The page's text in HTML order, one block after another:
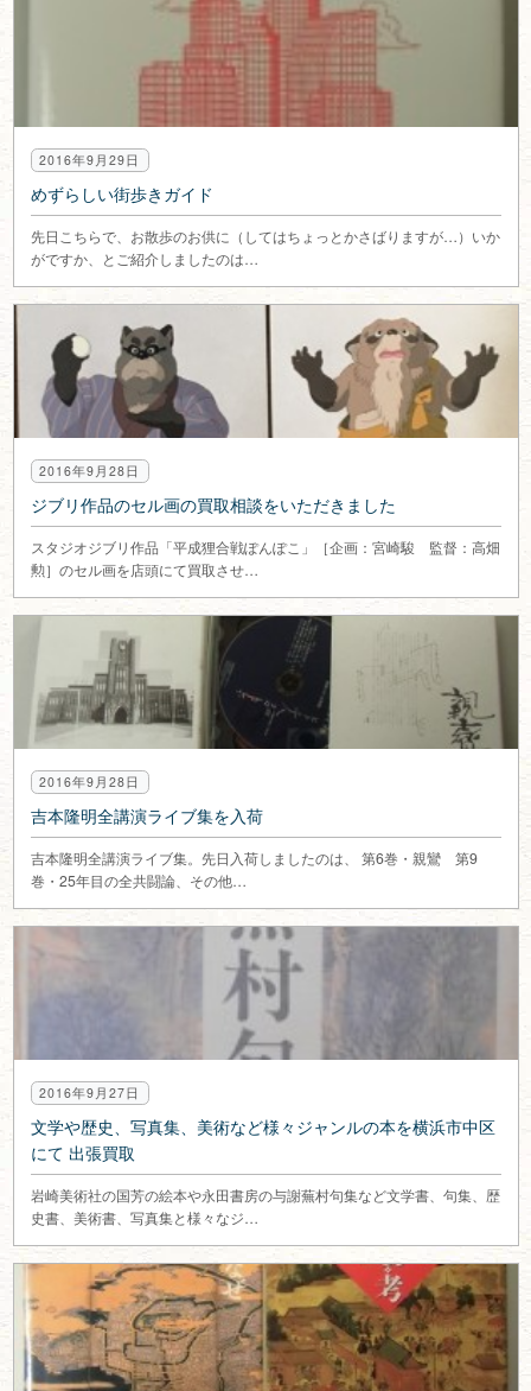
2016年9月29日
めずらしい街歩きガイド
先日こちらで、お散歩のお供に（してはちょっとかさばりますが…）いか
がですか、とご紹介しましたのは…
2016年9月28日
ジブリ作品のセル画の買取相談をいただきました
スタジオジブリ作品「平成狸合戦ぽんぽこ」［企画：宮崎駿 監督：高畑
勲］のセル画を店頭にて買取させ…
2016年9月28日
吉本隆明全講演ライブ集を入荷
吉本隆明全講演ライブ集。先日入荷しましたのは、 第6巻・親鸞 第9
巻・25年目の全共闘論、その他…
2016年9月27日
文学や歴史、写真集、美術など様々ジャンルの本を横浜市中区
にて 出張買取
岩崎美術社の国芳の絵本や永田書房の与謝蕪村句集など文学書、句集、歴
史書、美術書、写真集と様々なジ…